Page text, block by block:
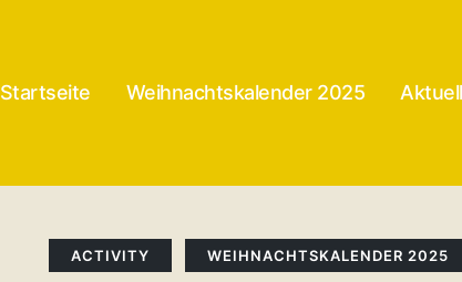
Startseite Weihnachtskalender 2025
Categories
ACTIVITY WEIHNACHTSKALENDER 2025